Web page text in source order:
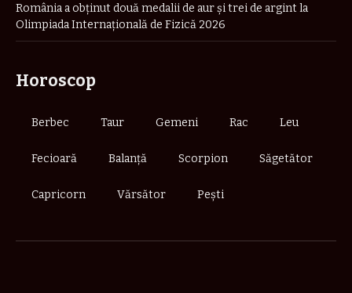
România a obţinut două medalii de aur şi trei de argint la
Olimpiada Internaţională de Fizică 2026
Horoscop
Berbec Taur Gemeni Rac Leu
Fecioară Balanță Scorpion Săgetător
Capricorn Vărsător Pești